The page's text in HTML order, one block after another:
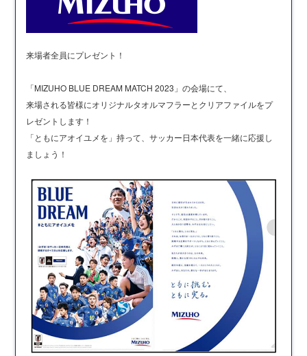
来場者全員にプレゼント！
「MIZUHO BLUE DREAM MATCH 2023」の会場にて、
来場される皆様にオリジナルタオルマフラーとクリアファイルをプ
レゼントします！
「ともにアオイユメを」持って、サッカー日本代表を一緒に応援し
ましょう！